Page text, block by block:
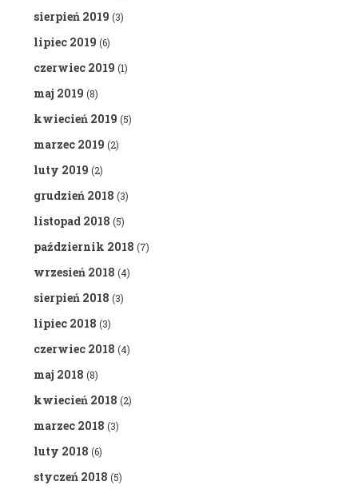
sierpień 2019 (3)
lipiec 2019 (6)
czerwiec 2019 (1)
maj 2019 (8)
kwiecień 2019 (5)
marzec 2019 (2)
luty 2019 (2)
grudzień 2018 (3)
listopad 2018 (5)
październik 2018 (7)
wrzesień 2018 (4)
sierpień 2018 (3)
lipiec 2018 (3)
czerwiec 2018 (4)
maj 2018 (8)
kwiecień 2018 (2)
marzec 2018 (3)
luty 2018 (6)
styczeń 2018 (5)